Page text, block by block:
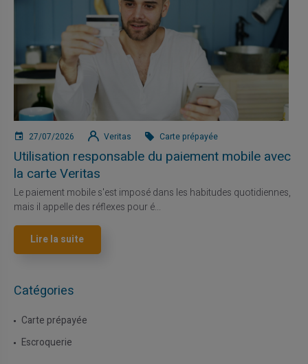
27/07/2026 Veritas Carte prépayée
Utilisation responsable du paiement mobile avec
la carte Veritas
Le paiement mobile s'est imposé dans les habitudes quotidiennes,
mais il appelle des réflexes pour é...
Lire la suite
Catégories
Carte prépayée
Escroquerie